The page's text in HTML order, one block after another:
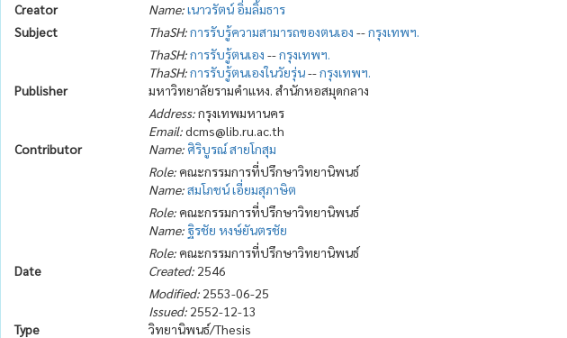
Creator Name:เนาวรัตน์ อิ่มลิ้มธาร
Subject
ThaSH:การรับรู้ความสามารถของตนเอง --กรุงเทพฯ.
ThaSH:การรับรู้ตนเอง --กรุงเทพฯ.
ThaSH:การรับรู้ตนเองในวัยรุ่น--กรุงเทพฯ.
Publisher
มหาวิทยาลัยรามคำแหง. สำนักหอสมุดกลาง
Address:กรุงเทพมหานคร
Email:dcms@lib.ru.ac.th
Contributor
Name: ศิริบูรณ์ สายโกสุม
Role: คณะกรรมการที่ปรึกษาวิทยานิพนธ์
Name:สมโภชน์ เอี่ยมสุภาษิต
Role: คณะกรรมการที่ปรึกษาวิทยานิพนธ์
Name: ฐิรชัย หงษ์ยันตรชัย
Role: คณะกรรมการที่ปรึกษาวิทยานิพนธ์
Date
Created: 2546
Modified: 2553-06-25
Issued: 2552-12-13
Type
วิทยานิพนธ์/Thesis